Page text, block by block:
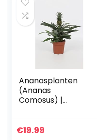
Ananasplanten
(Ananas
Comosus) |
35-40 cm | 12 cm
€19.99